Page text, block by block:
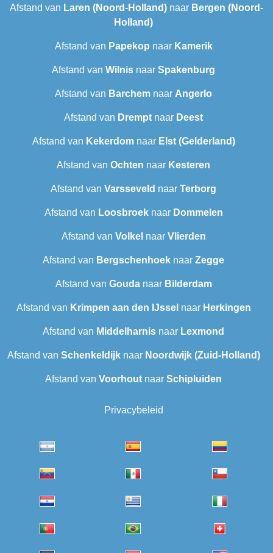
Afstand van Laren (Noord-Holland) naar Bergen (Noord-
Holland)
Afstand van Papekop naar Kamerik
Afstand van Wilnis naar Spakenburg
Afstand van Barchem naar Angerlo
Afstand van Drempt naar Deest
Afstand van Kekerdomnaar Elst (Gelderland)
Afstand van Ochten naar Kesteren
Afstand van Varsseveld naar Terborg
Afstand van Loosbroeknaar Dommelen
Afstand van Volkel naar Vlierden
Afstand van Bergschenhoek naar Zegge
Afstand van Goudanaar Bilderdam
Afstand van Krimpen aan den IJssel naar Herkingen
Afstand van Middelharnis naar Lexmond
Afstand van Schenkeldijknaar Noordwijk (Zuid-Holland)
Afstand van Voorhout naar Schipluiden
Privacybeleid